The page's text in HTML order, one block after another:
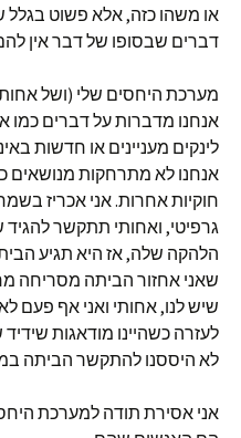
או משהו כזה, אלא פשוט בגלל
דברים שבסופו של דבר אין
מערכת היחסים שלי (ושל
אנחנו מדברות על דברים כמו
לינקים מעניינים או חדשות
אנחנו לא מתרחקות מנושאים
חוקיות אחרות. אני אכריז
גרפיטי, ואחותי תתקשר
הלהקה שלה, אז היא תגיע
שאני אחזור הביתה מסריחה
שיש לנו, אחותי ואני אף פעם
לעזרה כשהיינו מודאגות
לא היססנו להתקשר הביתה
אני אסירת תודה למערכת